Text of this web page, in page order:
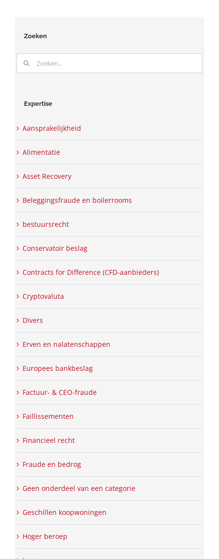
Zoeken
Zoeken
naar:
Expertise
Aansprakelijkheid
Alimentatie
Asset Recovery
Beleggingsfraude en boilerrooms
bestuursrecht
Conservatoir beslag
Contracts for Difference (CFD-aanbieders)
Cryptovaluta
Divers
Erven en nalatenschappen
Europees bankbeslag
Factuur- & CEO-fraude
Faillissementen
Financieel recht
Fraude en bedrog
Geen onderdeel van een categorie
Geschillen koopwoningen
Hoger beroep